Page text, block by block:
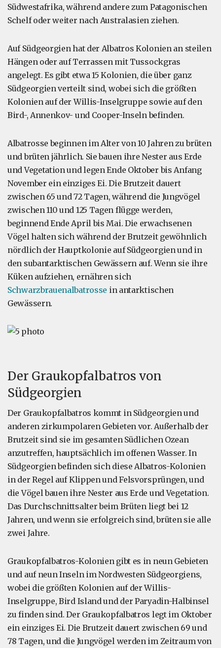
Südwestafrika, während andere zum Patagonischen
Schelf oder weiter nach Australasien ziehen.
Auf Südgeorgien hat der Albatros Kolonien an steilen
Hängen oder auf Terrassen mit Tussockgras
angelegt. Es gibt etwa 15 Kolonien, die über ganz
Südgeorgien verteilt sind, wobei sich die größten
Kolonien auf der Willis-Inselgruppe sowie auf den
Bird-, Annenkov- und Cooper-Inseln befinden.
Albatrosse beginnen im Alter von 10 Jahren zu brüten
und brüten jährlich. Sie bauen ihre Nester aus Erde
und Vegetation und legen Ende Oktober bis Anfang
November ein einziges Ei. Die Brutzeit dauert
zwischen 65 und 72 Tagen, während die Jungvögel
zwischen 110 und 125 Tagen flügge werden,
beginnend Ende April bis Mai. Die erwachsenen
Vögel halten sich während der Brutzeit gewöhnlich
nördlich der Hauptkolonie auf Südgeorgien und in
den subantarktischen Gewässern auf. Wenn sie ihre
Küken aufziehen, ernähren sich
Schwarzbrauenalbatrosse in antarktischen
Gewässern.
Der Graukopfalbatros von
Südgeorgien
Der Graukopfalbatros kommt in Südgeorgien und
anderen zirkumpolaren Gebieten vor. Außerhalb der
Brutzeit sind sie im gesamten Südlichen Ozean
anzutreffen, hauptsächlich im offenen Wasser. In
Südgeorgien befinden sich diese Albatros-Kolonien
in der Regel auf Klippen und Felsvorsprüngen, und
die Vögel bauen ihre Nester aus Erde und Vegetation.
Das Durchschnittsalter beim Brüten liegt bei 12
Jahren, und wenn sie erfolgreich sind, brüten sie alle
zwei Jahre.
Graukopfalbatros-Kolonien gibt es in neun Gebieten
und auf neun Inseln im Nordwesten Südgeorgiens,
wobei die größten Kolonien auf der Willis-
Inselgruppe, Bird Island und der Paryadin-Halbinsel
zu finden sind. Der Graukopfalbatros legt im Oktober
ein einziges Ei. Die Brutzeit dauert zwischen 69 und
78 Tagen, und die Jungvögel werden im Zeitraum von